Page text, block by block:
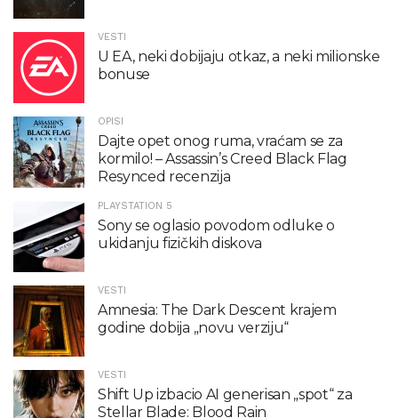
VESTI
U EA, neki dobijaju otkaz, a neki milionske
bonuse
OPISI
Dajte opet onog ruma, vraćam se za
kormilo! – Assassin’s Creed Black Flag
Resynced recenzija
PLAYSTATION 5
Sony se oglasio povodom odluke o
ukidanju fizičkih diskova
VESTI
Amnesia: The Dark Descent krajem
godine dobija „novu verziju“
VESTI
Shift Up izbacio AI generisan „spot“ za
Stellar Blade: Blood Rain